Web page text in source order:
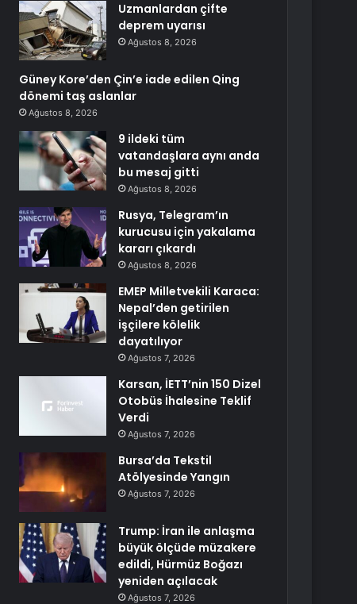
Uzmanlardan çifte
deprem uyarısı
Ağustos 8, 2026
Güney Kore’den Çin’e iade edilen Qing
dönemi taş aslanlar
Ağustos 8, 2026
9 ildeki tüm
vatandaşlara aynı anda
bu mesaj gitti
Ağustos 8, 2026
Rusya, Telegram’ın
kurucusu için yakalama
kararı çıkardı
Ağustos 8, 2026
EMEP Milletvekili Karaca:
Nepal’den getirilen
işçilere kölelik
dayatılıyor
Ağustos 7, 2026
Karsan, İETT’nin 150 Dizel
Otobüs İhalesine Teklif
Verdi
Ağustos 7, 2026
Bursa’da Tekstil
Atölyesinde Yangın
Ağustos 7, 2026
Trump: İran ile anlaşma
büyük ölçüde müzakere
edildi, Hürmüz Boğazı
yeniden açılacak
Ağustos 7, 2026